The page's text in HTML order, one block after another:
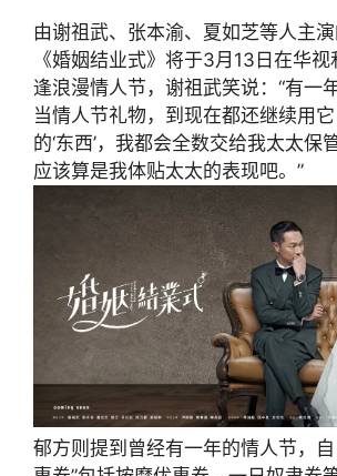
由谢祖武、张本渝、夏如芝等人主
《婚姻结业式》将于3月13日在华
逢浪漫情人节，谢祖武笑说：“有一
当情人节礼物，到现在都还继续用
的‘东西’，我都会全数交给我太太保
应该算是我体贴太太的表现吧。”
郁方则提到曾经有一年的情人节，